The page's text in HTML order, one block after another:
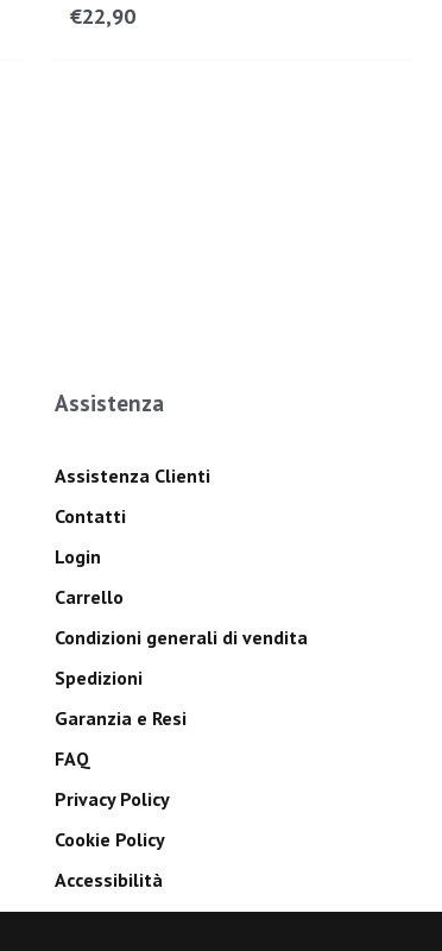
€22,90
Assistenza
Assistenza Clienti
Contatti
Login
Carrello
Condizioni generali di vendita
Spedizioni
Garanzia e Resi
FAQ
Privacy Policy
Cookie Policy
Accessibilità